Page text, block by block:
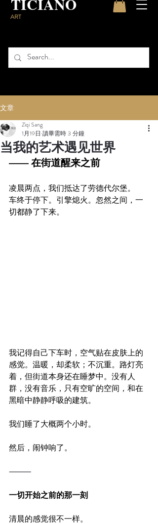
ART
文章
当我的艺术遇见世界
Ziqi Sang
1月19日 讀畢需時 3 分鐘
—— 在街道醒来之前
凌晨两点，我们抵达了劳德代尔堡。
车终于停下。引擎熄火。忽然之间，一
切都静了下来。
我记得自己下车时，空气贴在皮肤上的
感觉。温暖，却柔软；不沉重。路灯亮
着，但街道本身还在睡梦中。没有人
群，没有音乐，只有空旷的空间，和在
黑暗中静静呼吸的建筑。
我们睡了大概两个小时。
然后，闹钟响了。
⸻
一切开始之前的那一刻
清晨的感觉很不一样。